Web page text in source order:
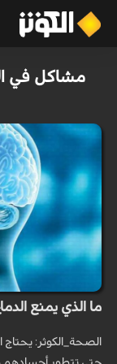
مشاكل في
ما الذي يمنع
الصحة_الكوثر: يحتاج